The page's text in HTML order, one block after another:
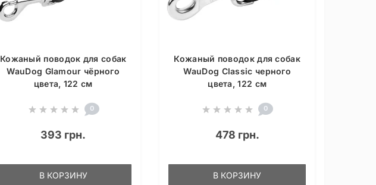
Кожаный поводок для собак
WauDog Glamour чёрного
цвета, 122 см
0
393 грн.
В КОРЗИНУ
Кожаный поводок для собак
WauDog Classic черного
цвета, 122 см
0
478 грн.
В КОРЗИНУ